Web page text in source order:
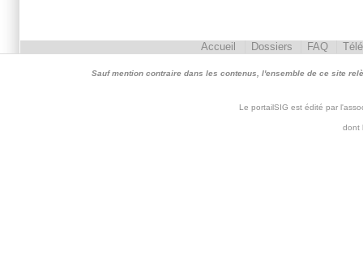
Accueil Dossiers FAQ
Sauf mention contraire dans les contenus, l'ensemble de ce site
Le portailSIG est édité par
dont